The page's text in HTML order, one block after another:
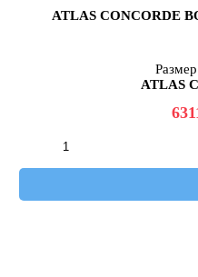
ATLAS CONCORDE
ATLAS